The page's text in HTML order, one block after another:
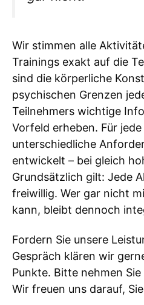
Wir stimmen alle
Trainings exakt auf die
sind die körperliche
psychischen Grenzen
Teilnehmers wichtige
Vorfeld erheben. Für
unterschiedliche
entwickelt – bei gleich
Grundsätzlich gilt: Jede
freiwillig. Wer gar nicht
kann, bleibt dennoch
Fordern Sie unsere
Gespräch klären wir
Punkte. Bitte nehmen
Wir freuen uns darauf,